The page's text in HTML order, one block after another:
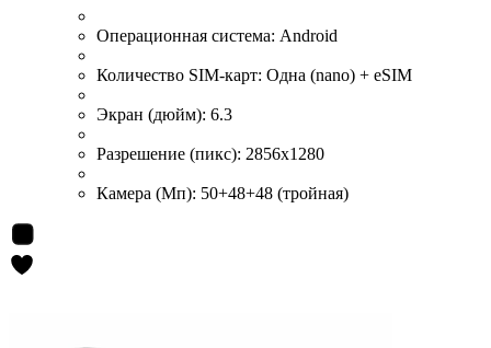
Операционная система: Android
Количество SIM-карт: Одна (nano) + eSIM
Экран (дюйм): 6.3
Разрешение (пикс): 2856x1280
Камера (Мп): 50+48+48 (тройная)